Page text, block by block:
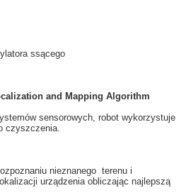
ssącego
and Mapping Algorithm
sensorowych, robot wykorzystuje
czyszczenia.
nieznanego terenu i
lokalizacji urządzenia obliczając najlepszą